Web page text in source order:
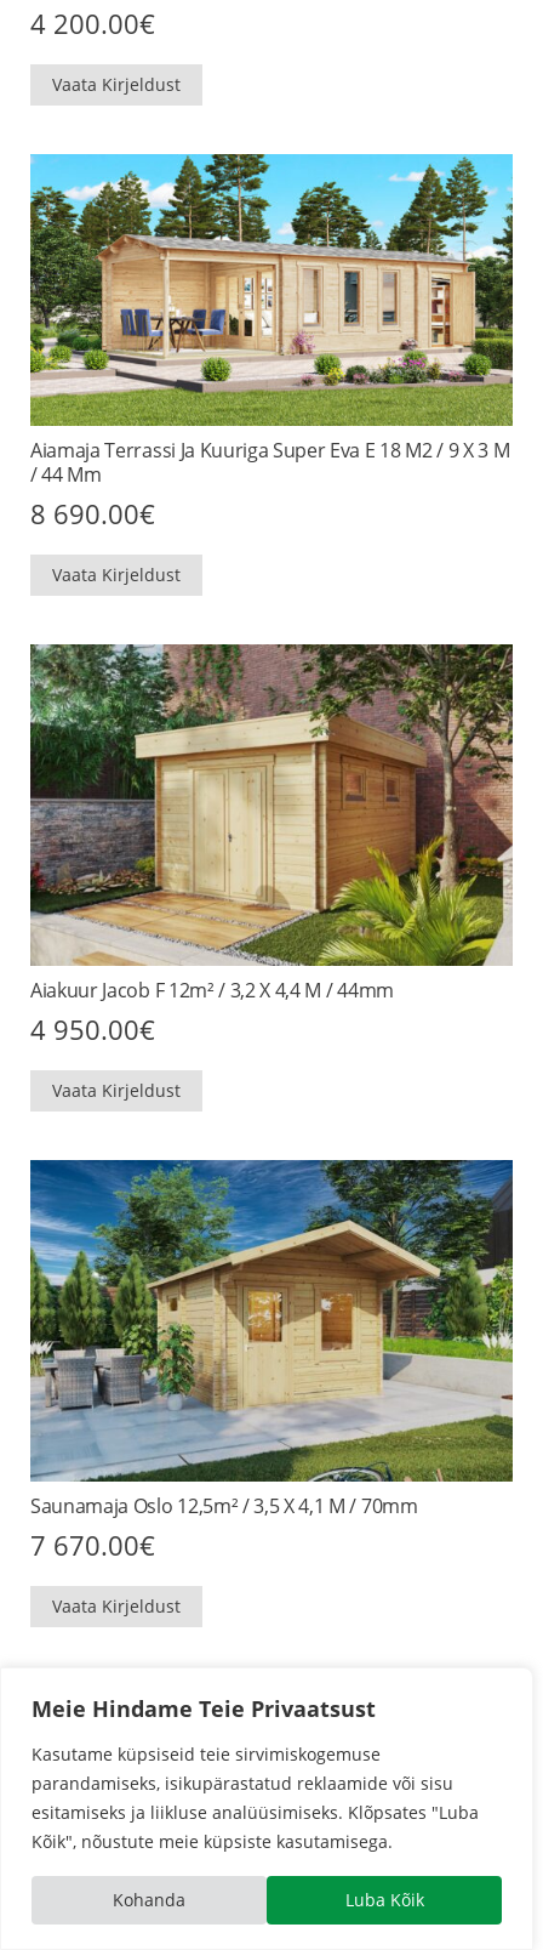
Meie Hindame Teie Privaatsust
Kasutame küpsiseid teie sirvimiskogemuse
parandamiseks, isikupärastatud reklaamide või sisu
esitamiseks ja liikluse analüüsimiseks. Klõpsates "Luba
Kõik", nõustute meie küpsiste kasutamisega.
Kohanda Luba Kõik
4 200.00€
Vaata Kirjeldust
Aiamaja Terrassi Ja Kuuriga Super Eva E 18 M2 / 9 X 3 M
/ 44 Mm
8 690.00€
Vaata Kirjeldust
Aiakuur Jacob F 12m² / 3,2 X 4,4 M / 44mm
4 950.00€
Vaata Kirjeldust
Saunamaja Oslo 12,5m² / 3,5 X 4,1 M / 70mm
7 670.00€
Vaata Kirjeldust